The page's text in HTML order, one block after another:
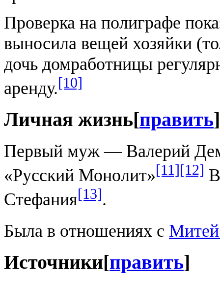
Проверка на полиграфе
выносила вещей хозяйки
дочь домработницы
аренду.[10]
Личная жизнь[править]
Первый муж — Валерий
«Русский Монолит»[11][12]
Стефания[13].
Была в отношениях с
Источники[править]